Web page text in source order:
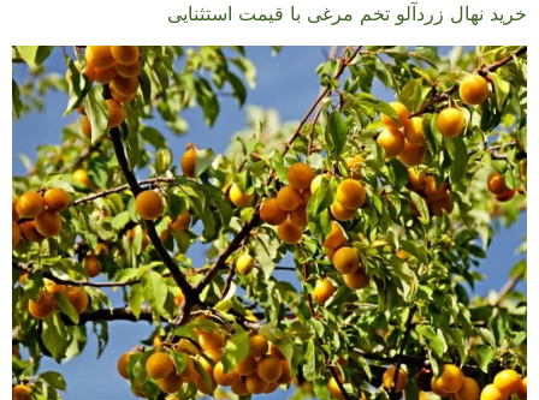
خرید نهال زردآلو تخم مرغی با قیمت استثنایی